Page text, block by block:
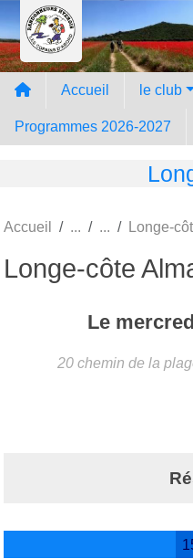
Accueil le club
Programmes 2026-2027
Accueil Longe-
Longe-côte
Le
20 chemin de la
Panneau de gestion des